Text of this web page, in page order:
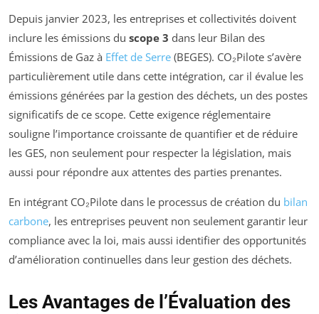
Depuis janvier 2023, les entreprises et collectivités doivent
inclure les émissions du scope 3 dans leur Bilan des
Émissions de Gaz à Effet de Serre (BEGES). CO₂Pilote s’avère
particulièrement utile dans cette intégration, car il évalue les
émissions générées par la gestion des déchets, un des postes
significatifs de ce scope. Cette exigence réglementaire
souligne l’importance croissante de quantifier et de réduire
les GES, non seulement pour respecter la législation, mais
aussi pour répondre aux attentes des parties prenantes.
En intégrant CO₂Pilote dans le processus de création du bilan
carbone, les entreprises peuvent non seulement garantir leur
compliance avec la loi, mais aussi identifier des opportunités
d’amélioration continuelles dans leur gestion des déchets.
Les Avantages de l’Évaluation des